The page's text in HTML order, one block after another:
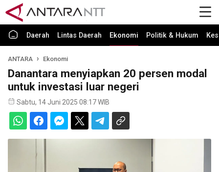
Daerah Lintas Daerah Ekonomi Politik & Hukum
ANTARA Ekonomi
Danantara menyiapkan 20 persen modal
untuk investasi luar negeri
Sabtu, 14 Juni 2025 08:17 WIB